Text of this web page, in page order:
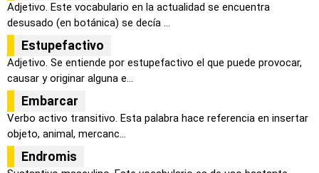
Adjetivo. Este vocabulario en la actualidad se encuentra
desusado (en botánica) se decía ...
Estupefactivo
Adjetivo. Se entiende por estupefactivo el que puede provocar,
causar y originar alguna e...
Embarcar
Verbo activo transitivo. Esta palabra hace referencia en insertar
objeto, animal, mercanc...
Endromis